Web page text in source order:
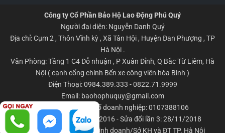
Công ty Cổ Phần Bảo Hộ Lao Động Phú Quý
Người đại diện: Nguyễn Danh Quý
Địa chỉ: Cụm 2 , Thôn Vĩnh kỳ , Xã Tân Hội , Huyện Đan Phượng , TP
Hà Nội .
Văn Phòng: Tầng 1 C4 Đỗ nhuận , P Xuân Đỉnh, Q Bắc Từ Liêm, Hà
Nội ( cạnh cổng chính Bến xe công viên hòa Bình )
Điện Thoại: 0984.389.333 - 0822.71.9999
Email: baohophuquy@gmail.com
Giấy CNĐKKD/Mã số doanh nghiệp: 0107388106
Đăng ký lần đầu: 06/04/2016 - Sửa đổi lần 3: 28/11/2018
Nơi cấp: Phòng đăng ký kinh doanh/Sở KH và ĐT TP. Hà Nội